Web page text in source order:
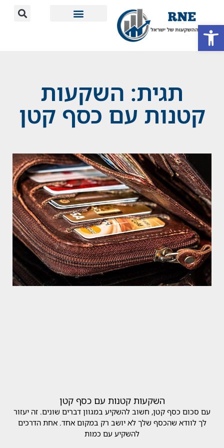
תגית: השקעות
קטנות עם כסף קטן
השקעות קטנות עם כסף קטן
עם סכום כסף קטן, חשוב להשקיע במגוון דברים שונים. זה יעזור
לך לוודא שהכסף שלך לא יושב רק במקום אחד. אחת הדרכים
להשקיע עם כמות
פתח סרגל נגישות